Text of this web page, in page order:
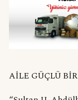
AİLE GÜÇLÜ